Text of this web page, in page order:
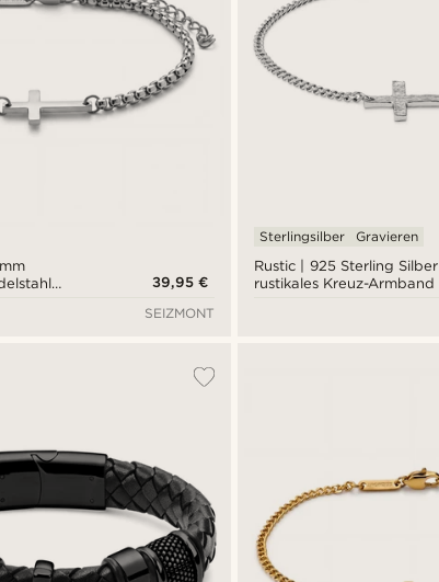
39,95 €
SEIZMONT
Rustic | 925 Sterling Silber
rustikales Kreuz-Armband
Sterlingsilber Gravieren